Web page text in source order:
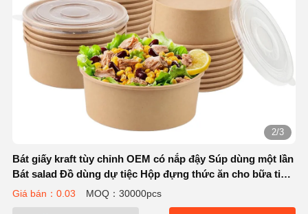
2/3
Bát giấy kraft tùy chỉnh OEM có nắp đậy Súp dùng một lần
Bát salad Đồ dùng dự tiệc Hộp đựng thức ăn cho bữa tiệc
Món tráng miệng Kem sữa chua
Giá bán：0.03 MOQ：30000pcs